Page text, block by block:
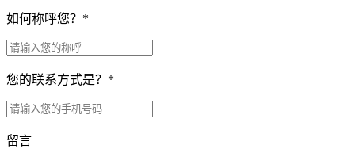
如何称呼您？ *
您的联系方式是？ *
留言